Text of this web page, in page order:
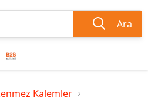
Ara
Kalemler